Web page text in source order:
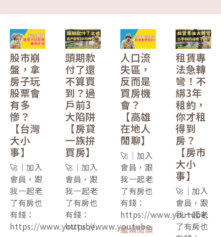
股市崩
盤，拿
房子玩
股票會
有多
慘？
【台灣
大小
事】
🚀｜加入
會員，跟
我一起老
了有房也
有錢：
https://www.youtube.
頭期款
付了還
不算買
到？過
戶前3
大陷阱
【房貸
一族拚
買房】
🚀｜加入
會員，跟
我一起老
了有房也
有錢：
https://www.youtube.
人口流
失區，
反而是
買房機
會？
【高雄
在地人
閒聊】
🚀｜加入
會員，跟
我一起老
了有房也
有錢：
https://www.youtube.
繼續閱讀
租賃專
法急轉
彎！不
綁3年
租約，
你才租
得到
房？
【房市
大小
事】
🚀｜加入
會員，跟
我一起老
了有房也